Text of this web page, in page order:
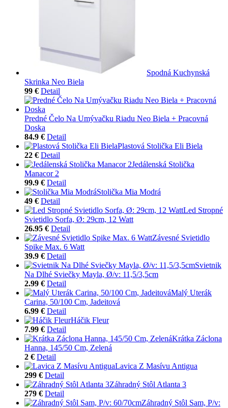
Spodná Kuchynská
Skrinka Neo Biela
99 € Detail
Predné Čelo Na Umývačku Riadu Neo Biela + Pracovná
Doska
84.9 € Detail
Plastová Stolička Eli Biela
22 € Detail
Jedálenská Stolička
Manacor 2
99.9 € Detail
Stolička Mia Modrá
49 € Detail
Led Stropné
Svietidlo Sorfa, Ø: 29cm, 12 Watt
26.95 € Detail
Závesné Svietidlo
Spike Max. 6 Watt
39.9 € Detail
Svietnik
Na Dlhé Sviečky Mayla, Ø/v: 11,5/3,5cm
2.99 € Detail
Malý Uterák
Carina, 50/100 Cm, Jadeitová
6.99 € Detail
Háčik Fleur
7.99 € Detail
Krátka Záclona
Hanna, 145/50 Cm, Zelená
2 € Detail
Lavica Z Masívu Antigua
299 € Detail
Záhradný Stôl Atlanta 3
279 € Detail
Záhradný Stôl Sam, P/v: